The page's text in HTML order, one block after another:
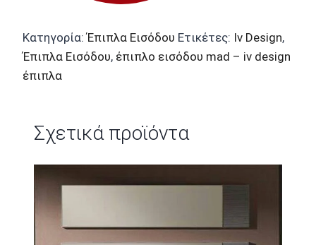
Κατηγορία:Έπιπλα Εισόδου Ετικέτες: Iv Design,
Έπιπλα Εισόδου, έπιπλο εισόδου mad – iv design
έπιπλα
Σχετικά προϊόντα